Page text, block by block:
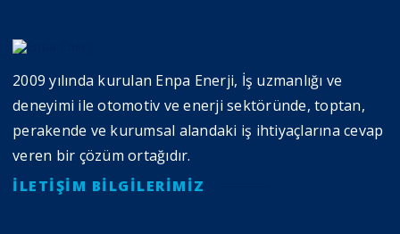
2009 yılında kurulan Enpa Enerji, İş uzmanlığı ve
deneyimi ile otomotiv ve enerji sektöründe, toptan,
perakende ve kurumsal alandaki iş ihtiyaçlarına cevap
veren bir çözüm ortağıdır.
İLETIŞIM BILGILERIMIZ